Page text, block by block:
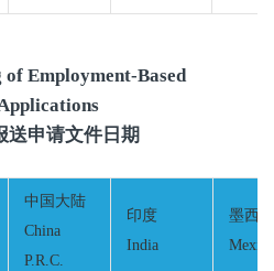
Employment-Based
送申请文件日期
中国大陆
China
P.R.C.
印度
India
墨西哥
Mexico